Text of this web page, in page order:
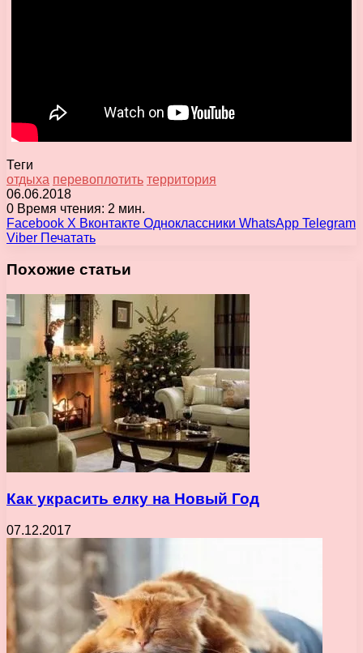
Теги
отдыха перевоплотить территория
06.06.2018
0 Время чтения: 2 мин.
Facebook X Вконтакте Одноклассники WhatsApp Telegram
Viber Печатать
Похожие статьи
Как украсить елку на Новый Год
07.12.2017